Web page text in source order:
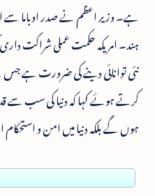
ہے۔ وزیر اعظم نے صدر اوباما سے
ہند۔ امریکہ حکمت عملی شراکت
نئی توانائی دینے کی ضرورت ہے جس
کرتے ہوئے کہا کہ دنیا کی سب سے
ہوں گے بلکہ دنیا میں امن و